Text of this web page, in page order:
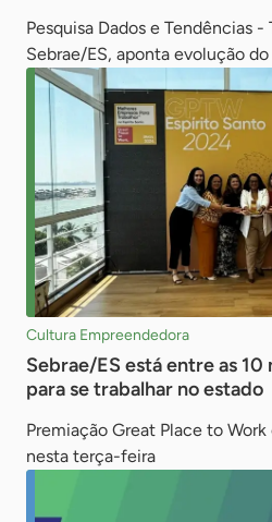
Pesquisa Dados e Tendências
Sebrae/ES, aponta evolução
Cultura Empreendedora
Sebrae/ES está entre as
para se trabalhar no estado
Premiação Great Place to
nesta terça-feira